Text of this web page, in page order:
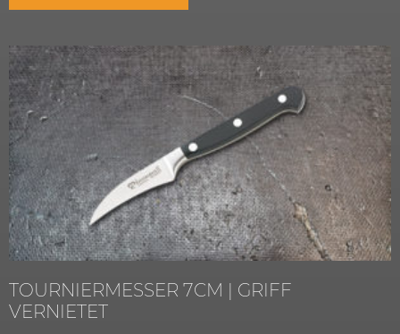
TOURNIERMESSER 7CM | GRIFF
VERNIETET